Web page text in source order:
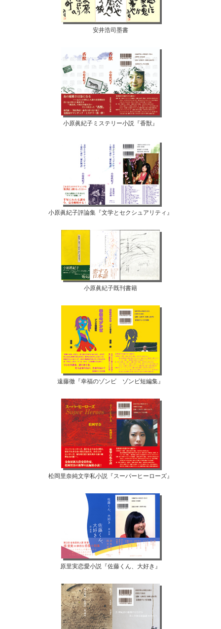
安井浩司墨書
小原眞紀子ミステリー小説『香獣』
小原眞紀子評論集『文学とセクシュアリティ』
小原眞紀子既刊書籍
遠藤徹『幸福のゾンビ ゾンビ短編集』
松岡里奈純文学私小説『スーパーヒーローズ』
原里実恋愛小説『佐藤くん、大好き』